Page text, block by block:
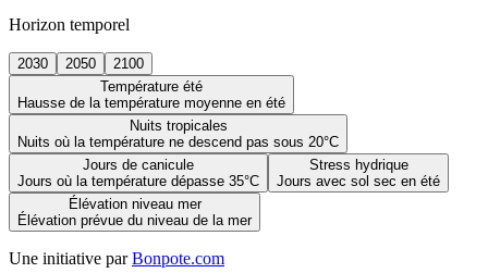
Horizon temporel
2030 2050
2100
Température été
Hausse de la température moyenne en été
Nuits tropicales
Nuits où la température ne descend pas sous 20°C
Jours de canicule
Jours où la température dépasse 35°C
Stress hydrique
Jours avec sol sec en été
Élévation niveau mer
Élévation prévue du niveau de la mer
Une initiative par Bonpote.com